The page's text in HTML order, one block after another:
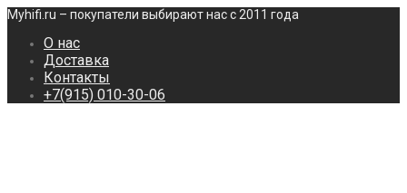
Myhifi.ru – покупатели выбирают нас с 2011 года
О нас
Доставка
Контакты
+7(915) 010-30-06